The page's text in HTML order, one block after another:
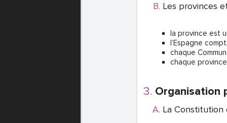
Les provinces
la province est
l’Espagne
chaque
chaque
Organisation
La Constitution